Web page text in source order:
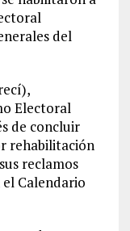
del
Electoral
de concluir
rehabilitación
reclamos
Calendario